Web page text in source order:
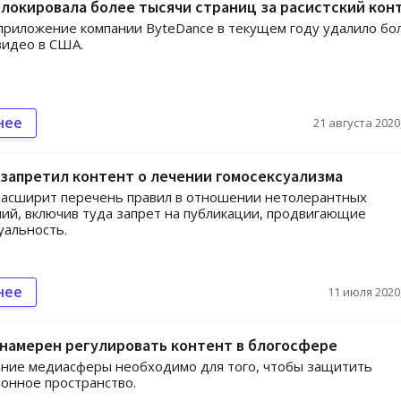
более тысячи страниц за расистский
компании ByteDance в текущем году удалило
в США.
21 августа
контент о лечении гомосексуализма
перечень правил в отношении нетолерантных
включив туда запрет на публикации, продвигающие
11 июля
регулировать контент в блогосфере
медиасферы необходимо для того, чтобы защитить
пространство.